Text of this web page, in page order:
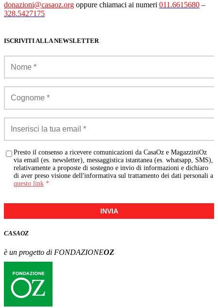
donazioni@casaoz.org oppure chiamaci ai numeri 011.6615680 –
328.5427175
ISCRIVITI ALLA NEWSLETTER
Presto il consenso a ricevere comunicazioni da CasaOz e MagazziniOz
via email (es. newsletter), messaggistica istantanea (es. whatsapp, SMS),
relativamente a proposte di sostegno e invio di informazioni e dichiaro
di aver preso visione dell'informativa sul trattamento dei dati personali a
questo link *
INVIA
CASAOZ
è un progetto di FONDAZIONEOZ